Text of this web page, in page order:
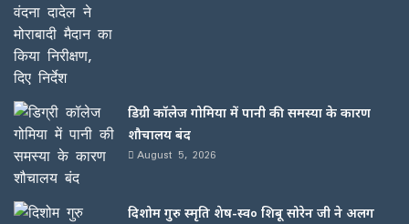
डिग्री कॉलेज गोमिया में पानी की समस्या के कारण
शौचालय बंद
August 5, 2026
दिशोम गुरु स्मृति शेष-स्व० शिबू सोरेन जी ने अलग